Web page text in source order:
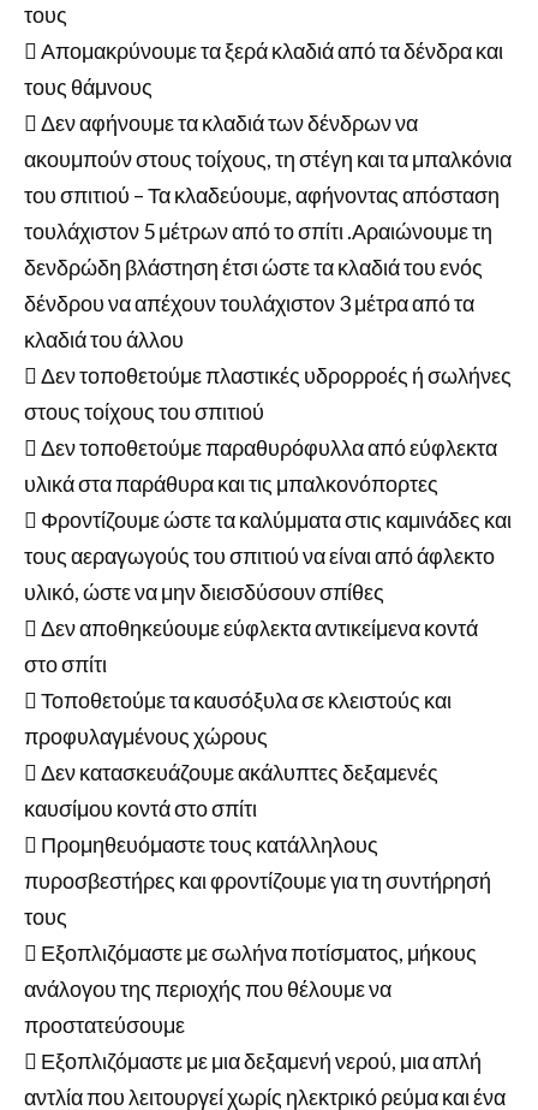
τους
 Απομακρύνουμε τα ξερά κλαδιά από τα δένδρα και
τους θάμνους
 Δεν αφήνουμε τα κλαδιά των δένδρων να
ακουμπούν στους τοίχους, τη στέγη και τα μπαλκόνια
του σπιτιού – Τα κλαδεύουμε, αφήνοντας απόσταση
τουλάχιστον 5 μέτρων από το σπίτι .Αραιώνουμε τη
δενδρώδη βλάστηση έτσι ώστε τα κλαδιά του ενός
δένδρου να απέχουν τουλάχιστον 3 μέτρα από τα
κλαδιά του άλλου
 Δεν τοποθετούμε πλαστικές υδρορροές ή σωλήνες
στους τοίχους του σπιτιού
 Δεν τοποθετούμε παραθυρόφυλλα από εύφλεκτα
υλικά στα παράθυρα και τις μπαλκονόπορτες
 Φροντίζουμε ώστε τα καλύμματα στις καμινάδες και
τους αεραγωγούς του σπιτιού να είναι από άφλεκτο
υλικό, ώστε να μην διεισδύσουν σπίθες
 Δεν αποθηκεύουμε εύφλεκτα αντικείμενα κοντά
στο σπίτι
 Τοποθετούμε τα καυσόξυλα σε κλειστούς και
προφυλαγμένους χώρους
 Δεν κατασκευάζουμε ακάλυπτες δεξαμενές
καυσίμου κοντά στο σπίτι
 Προμηθευόμαστε τους κατάλληλους
πυροσβεστήρες και φροντίζουμε για τη συντήρησή
τους
 Εξοπλιζόμαστε με σωλήνα ποτίσματος, μήκους
ανάλογου της περιοχής που θέλουμε να
προστατεύσουμε
 Εξοπλιζόμαστε με μια δεξαμενή νερού, μια απλή
αντλία που λειτουργεί χωρίς ηλεκτρικό ρεύμα και ένα